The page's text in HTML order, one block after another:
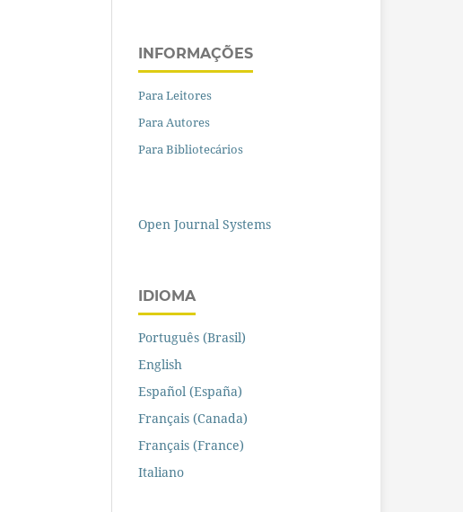
INFORMAÇÕES
Para Leitores
Para Autores
Para Bibliotecários
Open Journal Systems
IDIOMA
Português (Brasil)
English
Español (España)
Français (Canada)
Français (France)
Italiano